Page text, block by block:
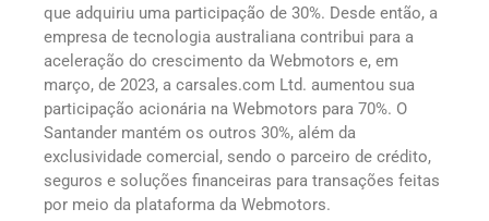
que adquiriu uma participação de 30%. Desde então, a
empresa de tecnologia australiana contribui para a
aceleração do crescimento da Webmotors e, em
março, de 2023, a carsales.com Ltd. aumentou sua
participação acionária na Webmotors para 70%. O
Santander mantém os outros 30%, além da
exclusividade comercial, sendo o parceiro de crédito,
seguros e soluções financeiras para transações feitas
por meio da plataforma da Webmotors.